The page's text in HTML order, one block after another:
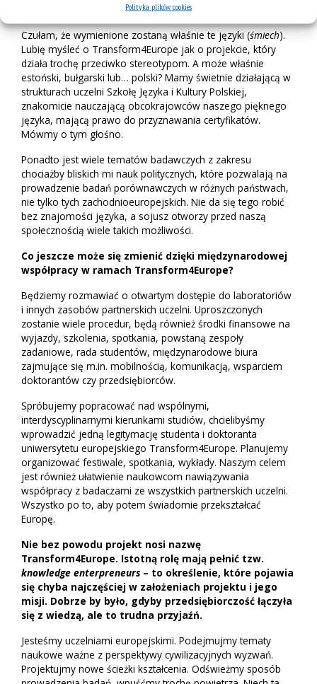
Polityka plików cookies
Niemiecki, hiszpański, włoski? Chętnie.
Czułam, że wymienione zostaną właśnie te języki (śmiech).
Lubię myśleć o Transform4Europe jak o projekcie, który
działa trochę przeciwko stereotypom. A może właśnie
estoński, bułgarski lub… polski? Mamy świetnie działającą w
strukturach uczelni Szkołę Języka i Kultury Polskiej,
znakomicie nauczającą obcokrajowców naszego pięknego
języka, mającą prawo do przyznawania certyfikatów.
Mówmy o tym głośno.
Ponadto jest wiele tematów badawczych z zakresu
chociażby bliskich mi nauk politycznych, które pozwalają na
prowadzenie badań porównawczych w różnych państwach,
nie tylko tych zachodnioeuropejskich. Nie da się tego robić
bez znajomości języka, a sojusz otworzy przed naszą
społecznością wiele takich możliwości.
Co jeszcze może się zmienić dzięki międzynarodowej
współpracy w ramach Transform4Europe?
Będziemy rozmawiać o otwartym dostępie do laboratoriów
i innych zasobów partnerskich uczelni. Uproszczonych
zostanie wiele procedur, będą również środki finansowe na
wyjazdy, szkolenia, spotkania, powstaną zespoły
zadaniowe, rada studentów, międzynarodowe biura
zajmujące się m.in. mobilnością, komunikacją, wsparciem
doktorantów czy przedsiębiorców.
Spróbujemy popracować nad wspólnymi,
interdyscyplinarnymi kierunkami studiów, chcielibyśmy
wprowadzić jedną legitymację studenta i doktoranta
uniwersytetu europejskiego Transform4Europe. Planujemy
organizować festiwale, spotkania, wykłady. Naszym celem
jest również ułatwienie naukowcom nawiązywania
współpracy z badaczami ze wszystkich partnerskich uczelni.
Wszystko po to, aby potem świadomie przekształcać
Europę.
Nie bez powodu projekt nosi nazwę
Transform4Europe. Istotną rolę mają pełnić tzw.
knowledge enterpreneurs – to określenie, które pojawia
się chyba najczęściej w założeniach projektu i jego
misji. Dobrze by było, gdyby przedsiębiorczość łączyła
się z wiedzą, ale to trudna przyjaźń.
Jesteśmy uczelniami europejskimi. Podejmujmy tematy
naukowe ważne z perspektywy cywilizacyjnych wyzwań.
Projektujmy nowe ścieżki kształcenia. Odświeżmy sposób